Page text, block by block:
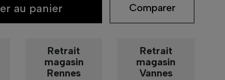
au panier Comparer
Retrait
magasin
Rennes
Retrait
magasin
Vannes